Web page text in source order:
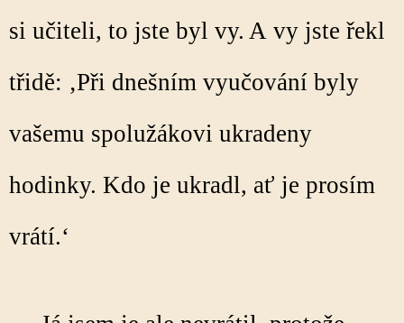
si učiteli, to jste byl vy. A vy jste řekl
třidě: ‚Při dnešním vyučování byly
vašemu spolužákovi ukradeny
hodinky. Kdo je ukradl, ať je prosím
vrátí.‘